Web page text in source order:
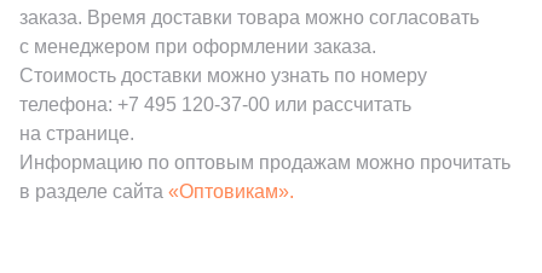
Структурированная (82)
Глазурованная (33)
Глазурованная матовая (88)
Глянцевая (14)
Лаппатированная (
заказа. Время доставки товара можно согласовать
с менеджером при оформлении заказа.
Стоимость доставки можно узнать по номеру
телефона: +7 495 120-37-00 или рассчитать
на странице.
Информацию по оптовым продажам можно прочитать
в разделе сайта «Оптовикам».